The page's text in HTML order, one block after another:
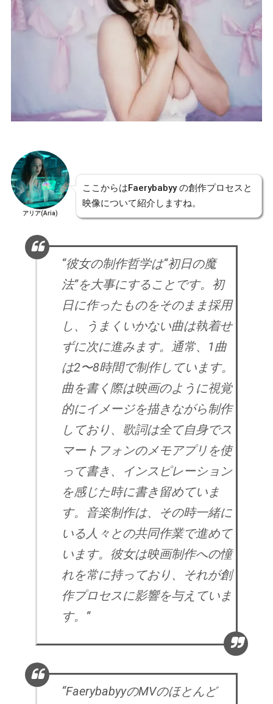
アリア(Aria)
ここからはFaerybabyy の創作プロセスと
映像について紹介しますね。
“彼女の制作哲学は“初日の魔
法”を大事にすることです。初
日に作ったものをそのまま採用
し、うまくいかない曲は執着せ
ずに次に進みます。通常、1曲
は2〜8時間で制作しています。
曲を書く際は映画のように視覚
的にイメージを描きながら制作
しており、歌詞は全て自身でス
マートフォンのメモアプリを使
って書き、インスピレーション
を感じた時に書き留めていま
す。音楽制作は、その時一緒に
いる人々との共同作業で進めて
います。彼女は映画制作への憧
れを常に持っており、それが創
作プロセスに影響を与えていま
す。”
“FaerybabyyのMVのほとんど